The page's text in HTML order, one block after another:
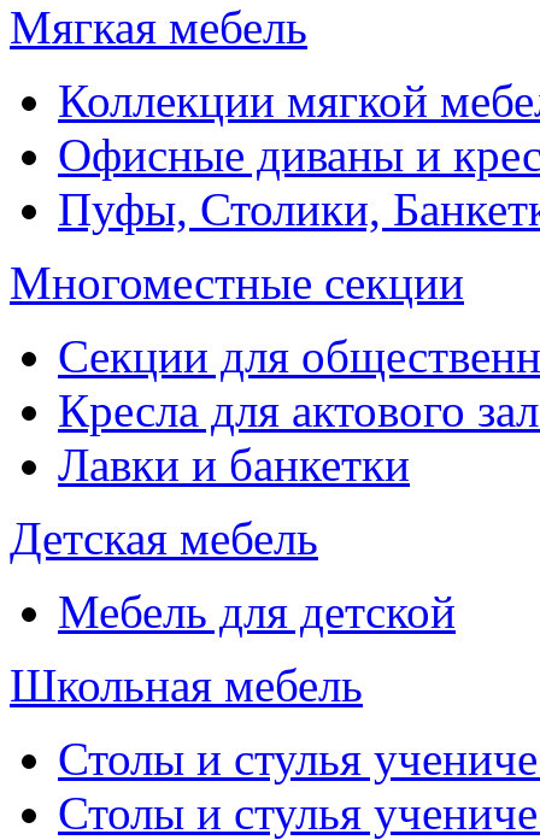
Мягкая мебель
Коллекции мягкой
Офисные диваны и
Пуфы, Столики,
Многоместные секции
Секции для
Кресла для актового
Лавки и банкетки
Детская мебель
Мебель для детской
Школьная мебель
Столы и стулья
Столы и стулья